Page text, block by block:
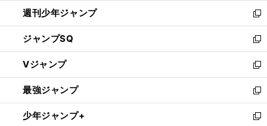
く
週刊少年ジャンプ
新
し
い
ウ
ィ
ン
ド
ウ
で
ジャンプSQ
新
し
い
ウ
ィ
ン
ド
Vジャンプ
新
し
い
ウ
ィ
最強ジャンプ
新
し
い
少年ジャンプ+
新